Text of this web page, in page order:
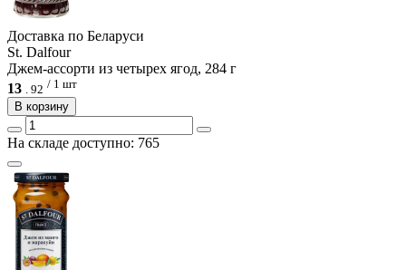
Доcтавка по Беларуси
St. Dalfour
Джем-ассорти из четырех ягод, 284 г
13 . 92 / 1 шт
В корзину
На складе доступно: 765